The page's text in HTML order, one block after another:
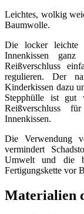
Leichtes, wolkig
Baumwolle.
Die locker leichte
Innenkissen
Reißverschluss
regulieren. Der
Kinderkissen dazu
Stepphülle ist gut
Reißverschluss
Innenkissen.
Die Verwendung
vermindert
Umwelt und die
Fertigungskette vor
Materialien